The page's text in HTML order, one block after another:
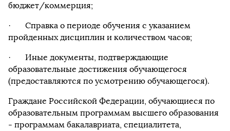
бюджет/коммерция;
· Справка о периоде обучения с указанием
пройденных дисциплин и количеством часов;
· Иные документы, подтверждающие
образовательные достижения обучающегося
(предоставляются по усмотрению обучающегося).
Граждане Российской Федерации, обучающиеся по
образовательным программам высшего образования
- программам бакалавриата, специалитета,